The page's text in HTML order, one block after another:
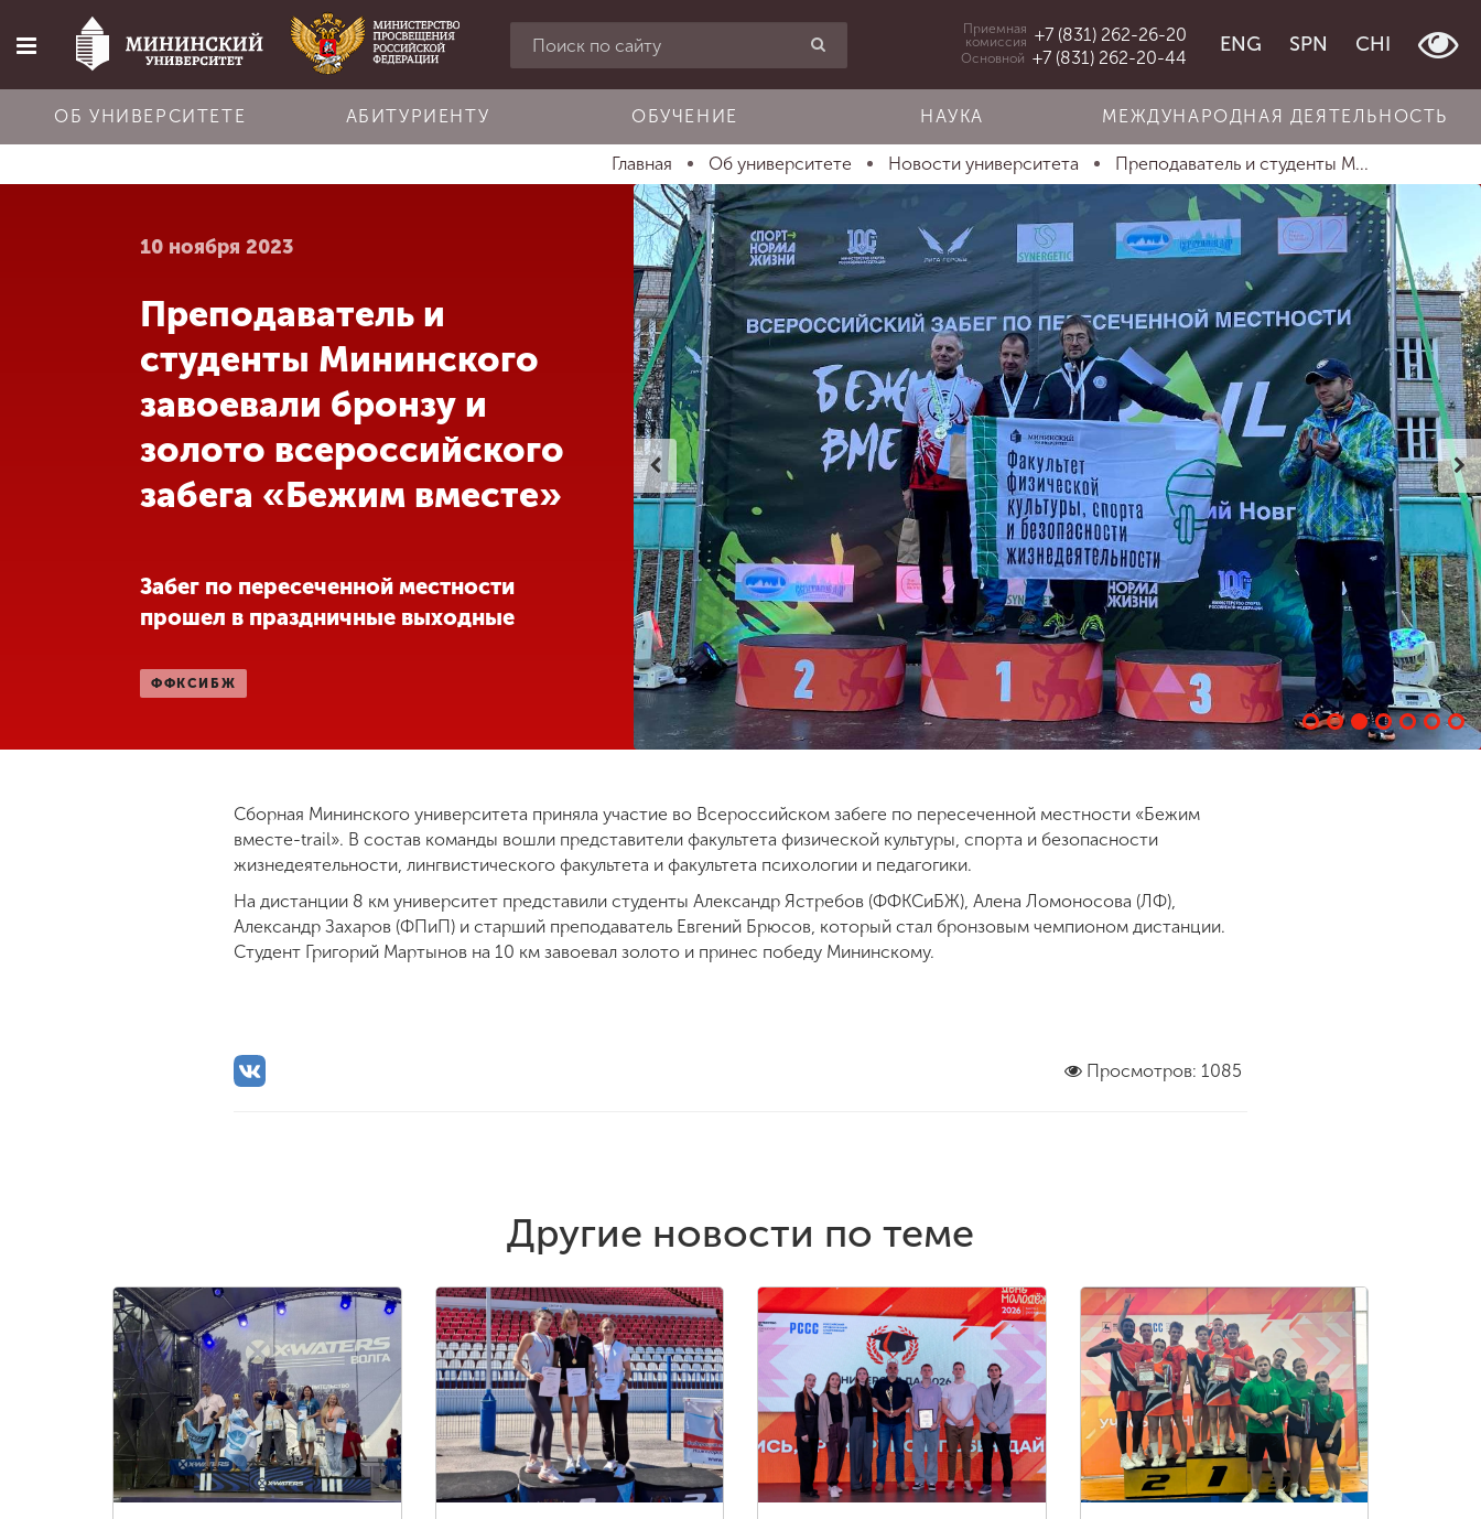
Главная
Об университете
Абитуриенту
Обучение
Другие виды
Приемная
комиссия +7 (831) 262-26-20
Основной +7 (831) 262-20-44
ENG SPN CHI
ОБ УНИВЕРСИТЕТЕ АБИТУРИЕНТУ ОБУЧЕНИЕ НАУКА МЕЖДУНАРОДНАЯ ДЕЯТЕЛЬНОСТЬ
Главная Об университете Новости университета Преподаватель и студенты М...
10 ноября 2023
Преподаватель и
студенты Мининского
завоевали бронзу и
золото всероссийского
забега «Бежим вместе»
Забег по пересеченной местности
прошел в праздничные выходные
ФФКСИБЖ
Сборная Мининского университета приняла участие во Всероссийском забеге по пересеченной местности «Бежим
вместе-trail». В состав команды вошли представители факультета физической культуры, спорта и безопасности
жизнедеятельности, лингвистического факультета и факультета психологии и педагогики.
На дистанции 8 км университет представили студенты Александр Ястребов (ФФКСиБЖ), Алена Ломоносова (ЛФ),
Александр Захаров (ФПиП) и старший преподаватель Евгений Брюсов, который стал бронзовым чемпионом дистанции.
Студент Григорий Мартынов на 10 км завоевал золото и принес победу Мининскому.
Просмотров: 1085
Другие новости по теме